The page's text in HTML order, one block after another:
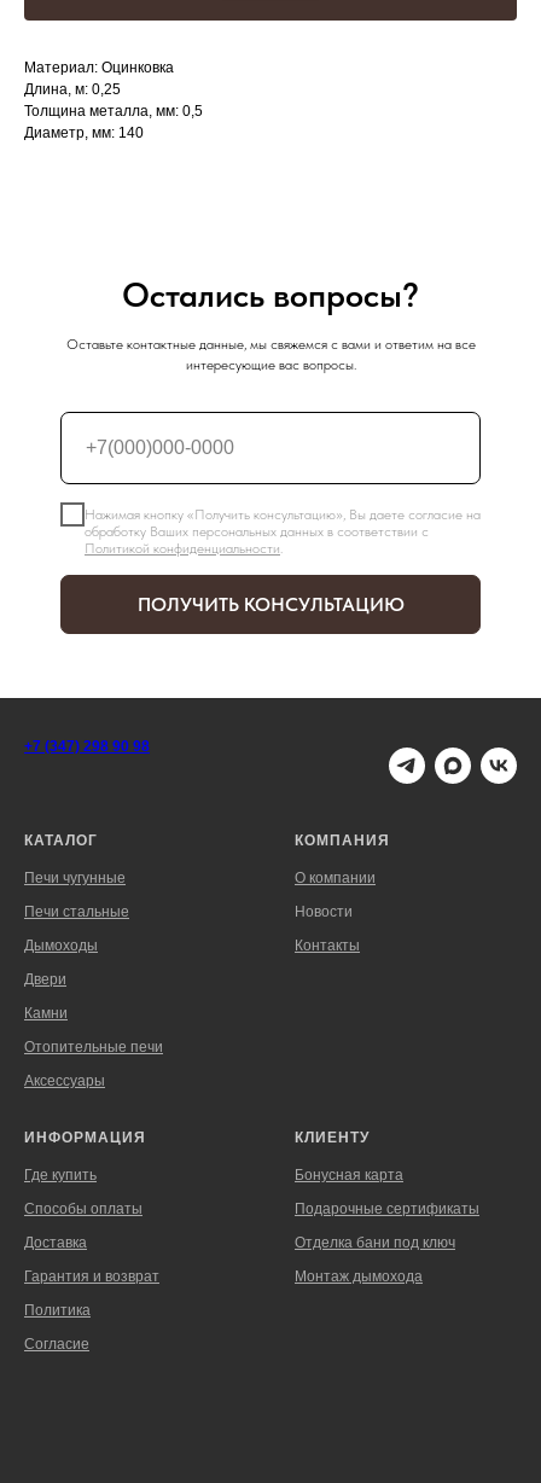
Материал: Оцинковка
Длина, м: 0,25
Толщина металла, мм: 0,5
Диаметр, мм: 140
Остались вопросы?
Оставьте контактные данные, мы свяжемся с вами и ответим на все
интересующие вас вопросы.
Нажимая кнопку «Получить консультацию», Вы даете согласие на
обработку Ваших персональных данных в соответствии с
Политикой конфиденциальности
ПОЛУЧИТЬ КОНСУЛЬТАЦИЮ
+7 (347) 298 90 98
КАТАЛОГ
Печи чугунные
Печи стальные
Дымоходы
Двери
Камни
Отопительные печи
Аксессуары
КОМПАНИЯ
О компании
Новости
Контакты
ИНФОРМАЦИЯ
Где купить
Способы оплаты
Доставка
Гарантия и возврат
Политика
Согласие
КЛИЕНТУ
Бонусная карта
Подарочные сертификаты
Отделка бани под ключ
Монтаж дымохода